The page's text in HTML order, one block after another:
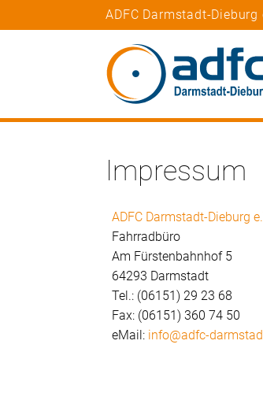
ADFC Darmstadt-Dieburg
Impressum
ADFC Darmstadt-Dieburg
Fahrradbüro
Am Fürstenbahnhof 5
64293 Darmstadt
Tel.: (06151) 29 23 68
Fax: (06151) 360 74 50
eMail: info@adfc-